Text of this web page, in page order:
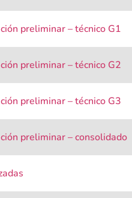
preliminar – técnico G1
preliminar – técnico G2
preliminar – técnico G3
preliminar – consolidado